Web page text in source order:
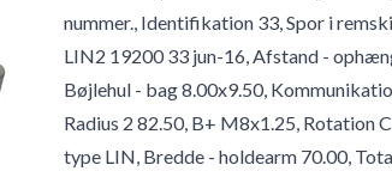
nummer., Identifikation 33, Spor i
LIN2 19200 33 jun-16, Afstand -
Bøjlehul - bag 8.00x9.50,
Radius 2 82.50, B+ M8x1.25, Rotation
type LIN, Bredde - holdearm 70.00,